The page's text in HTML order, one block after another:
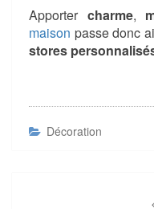
Apporter charme,
maison passe donc
stores
Décoration